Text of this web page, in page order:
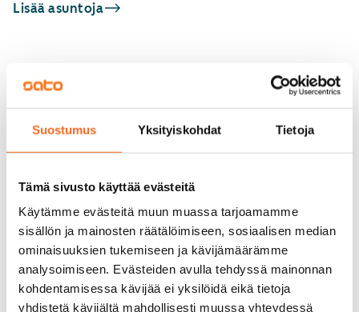
Suostumus Yksityiskohdat Tietoja
Tämä sivusto käyttää evästeitä
Käytämme evästeitä muun muassa tarjoamamme
sisällön ja mainosten räätälöimiseen, sosiaalisen median
ominaisuuksien tukemiseen ja kävijämäärämme
analysoimiseen. Evästeiden avulla tehdyssä mainonnan
kohdentamisessa kävijää ei yksilöidä eikä tietoja
yhdistetä kävijältä mahdollisesti muussa yhteydessä
Lisää asuntoja
Sinua saattaisi kiinnostaa myös
28
Keinulaudantie 7
24 m² · 1h+kt
Vapautumassa 1.9.
669 €
1/
Porttikuja 11
Helsinki, Kontula